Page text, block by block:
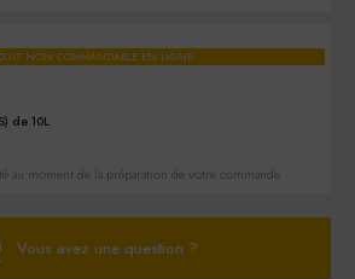
NON COMMANDABLE EN LIGNE
de 10L
au moment de la préparation de votre commande.
Vous avez une question ?